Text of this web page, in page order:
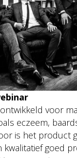
ontwikkeld voor
eczeem,
is het product
kwalitatief goed